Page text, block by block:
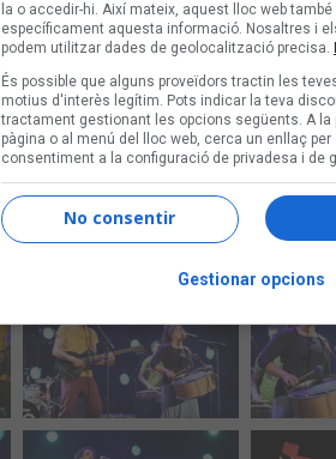
la o accedir-hi. Així mateix, aquest lloc web
específicament aquesta informació. Nosaltres i
podem utilitzar dades de geolocalització precisa.
És possible que alguns proveïdors tractin les
motius d'interès legítim. Pots indicar la teva
tractament gestionant les opcions següents. A la
pàgina o al menú del lloc web, cerca un enllaç per
consentiment a la configuració de privadesa i de
No consentir
Gestionar opcions